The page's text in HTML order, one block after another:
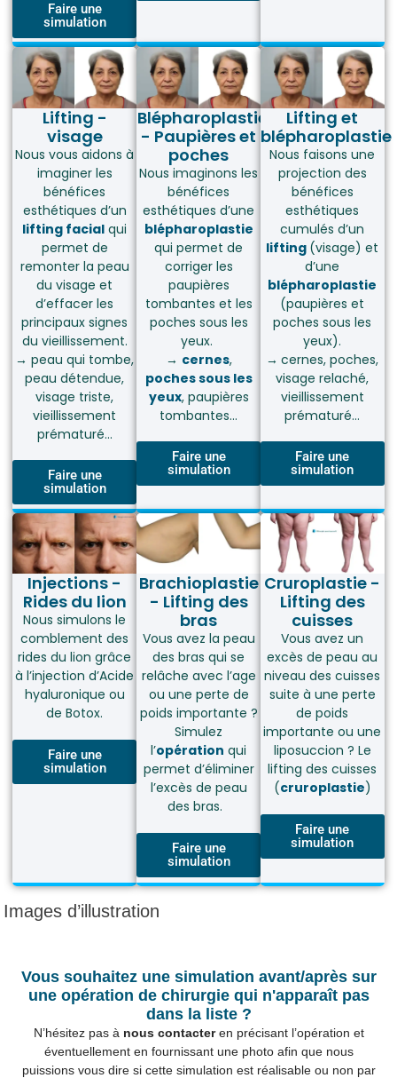
Faire une
simulation
Lifting -
visage
Nous vous aidons à
imaginer les
bénéfices
esthétiques d’un
lifting facial qui
permet de
remonter la peau
du visage et
d’effacer les
principaux signes
du vieillissement.
→ peau qui tombe,
peau détendue,
visage triste,
vieillissement
prématuré…
Faire une
simulation
Blépharoplastie
- Paupières et
poches
Nous imaginons les
bénéfices
esthétiques d’une
blépharoplastie
qui permet de
corriger les
paupières
tombantes et les
poches sous les
yeux.
→ cernes,
poches sous les
yeux, paupières
tombantes…
Faire une
simulation
Lifting et
blépharoplastie
Nous faisons une
projection des
bénéfices
esthétiques
cumulés d’un
lifting (visage) et
d’une
blépharoplastie
(paupières et
poches sous les
yeux).
→cernes, poches,
visage relaché,
vieillissement
prématuré…
Faire une
simulation
Injections -
Rides du lion
Nous simulons le
comblement des
rides du lion grâce
à l’injection d’Acide
hyaluronique ou
de Botox.
Faire une
simulation
Brachioplastie
- Lifting des
bras
Vous avez la peau
des bras qui se
relâche avec l’age
ou une perte de
poids importante ?
Simulez
l’opération qui
permet d’éliminer
l’excès de peau
des bras.
Faire une
simulation
Cruroplastie -
Lifting des
cuisses
Vous avez un
excès de peau au
niveau des cuisses
suite à une perte
de poids
importante ou une
liposuccion ? Le
lifting des cuisses
(cruroplastie)
Faire une
simulation
Images d’illustration
Vous souhaitez une simulation avant/après sur
une opération de chirurgie qui n'apparaît pas
dans la liste ?
N’hésitez pas à nous contacter en précisant l’opération et
éventuellement en fournissant une photo afin que nous
puissions vous dire si cette simulation est réalisable ou non par